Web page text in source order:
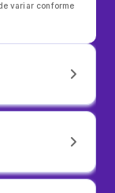
variar conforme